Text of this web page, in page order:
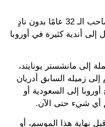
ومع انتهاء فترة الإيقاف، يظل صاحب الـ 32 عامًا بدون نادٍ
إلى أندية كثيرة في أوروبا
إلى مانشستر يونايتد،
إلى زميله السابق أدريان
أوروبا إلى السعودية أو
أي شيء حتى الآن.
نهاية هذا الموسم، أو